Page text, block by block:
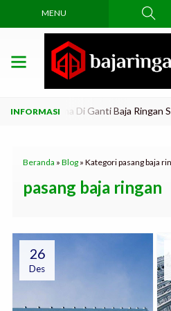
MENU
Atap Lama Di Ganti Baja Ringan
Beranda » Blog » Kategori pasang baja
pasang baja ringan
26
Des